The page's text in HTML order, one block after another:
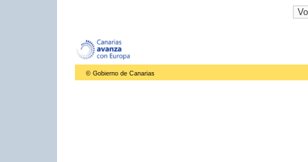
© Gobierno de Canarias